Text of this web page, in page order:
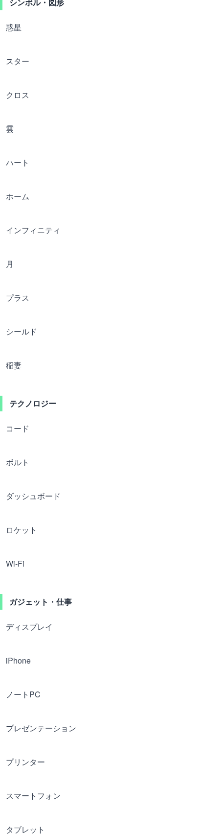
惑星
スター
クロス
雲
ハート
ホーム
インフィニティ
月
プラス
シールド
稲妻
テクノロジー
コード
ボルト
ダッシュボード
ロケット
Wi-Fi
ガジェット・仕事
ディスプレイ
iPhone
ノートPC
プレゼンテーション
プリンター
スマートフォン
タブレット